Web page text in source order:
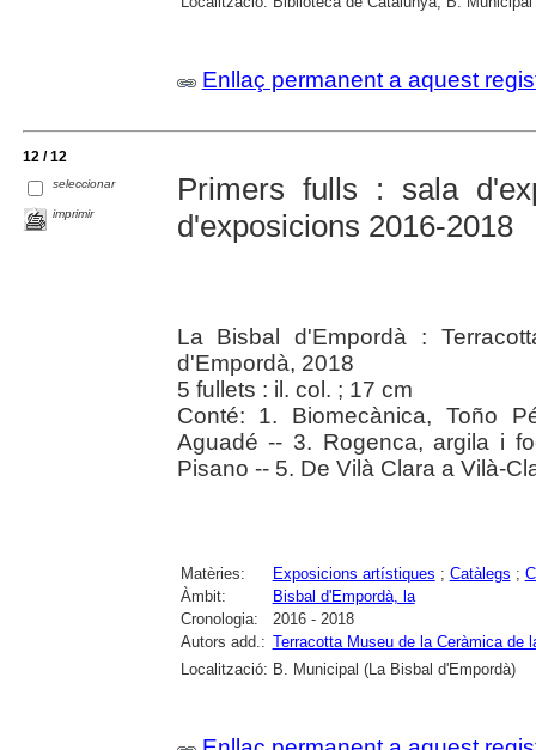
Enllaç permanent a aquest
12 / 12
seleccionar
imprimir
Primers fulls : sala
d'exposicions 2016-2018
La Bisbal d'Empordà :
d'Empordà, 2018
5 fullets : il. col. ; 17 cm
Conté: 1. Biomecànica, Toño
Aguadé -- 3. Rogenca, argila i
Pisano -- 5. De Vilà Clara a Vilà-
Matèries: Exposicions artístiques ; Catàlegs ;
Àmbit:
Bisbal d'Empordà, la
Cronologia:
2016 - 2018
Autors add.: Terracotta Museu de la Ceràmica de
Localització: B. Municipal (La Bisbal d'Empordà)